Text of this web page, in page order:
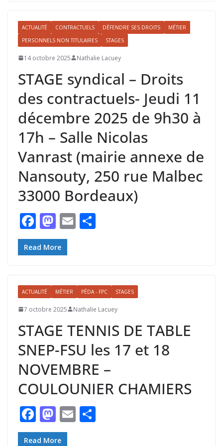
o
o
k
o
n
er
ACTUALITÉ CONTRACTUELS DÉFENDRE SES DROITS
MÉTIER
PERSONNELS NON TITULAIRES
STAGES
14 octobre 2025 Nathalie Lacuey
STAGE syndical – Droits
des contractuels- Jeudi 11
décembre 2025 de 9h30 à
17h – Salle Nicolas
Vanrast (mairie annexe de
Nansouty, 250 rue Malbec
33000 Bordeaux)
F
ac
e
o
o
k
M
as
to
o
n
E
er
Read More
ACTUALITÉ MÉTIER PÉDA - FPC STAGES
7 octobre 2025 Nathalie Lacuey
STAGE TENNIS DE TABLE
SNEP-FSU les 17 et 18
NOVEMBRE –
COULOUNIER CHAMIERS
F
ac
M
as
E
Read More